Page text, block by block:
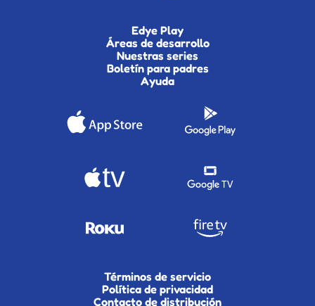
Edye Play
Áreas de desarrollo
Nuestras series
Boletín para padres
Ayuda
Términos de servicio
Política de privacidad
Contacto de distribución